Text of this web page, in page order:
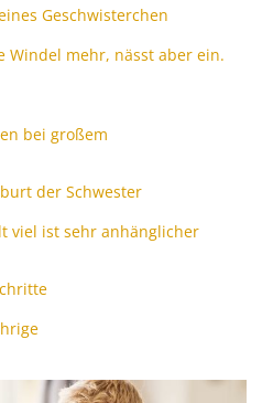
Geschwisterchen
Windel mehr, nässt aber ein.
bei großem
der Schwester
viel ist sehr anhänglicher